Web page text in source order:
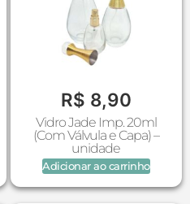
R$ 8,90
Vidro Jade Imp. 20ml
(Com Válvula e Capa) –
unidade
Adicionar ao carrinho